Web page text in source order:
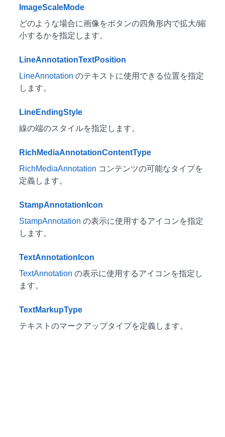
ImageScaleMode
どのような場合に画像をボタンの四角形内で拡大/縮
小するかを指定します。
LineAnnotationTextPosition
LineAnnotation のテキストに使用できる位置を指定
します。
LineEndingStyle
線の端のスタイルを指定します。
RichMediaAnnotationContentType
RichMediaAnnotation コンテンツの可能なタイプを
定義します。
StampAnnotationIcon
StampAnnotation の表示に使用するアイコンを指定
します。
TextAnnotationIcon
TextAnnotation の表示に使用するアイコンを指定し
ます。
TextMarkupType
テキストのマークアップタイプを定義します。